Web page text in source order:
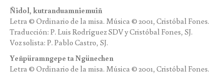
Ñidol, kutranduamniemuiñ
Letra © Ordinario de la misa. Música © 2001, Cristóbal Fones.
Traducción: P. Luis Rodríguez SDV y Cristóbal Fones, SJ.
Voz solista: P. Pablo Castro, SJ.
Yeñpüramngepe ta Ngünechen
Letra © Ordinario de la misa. Música © 2001, Cristóbal Fones.